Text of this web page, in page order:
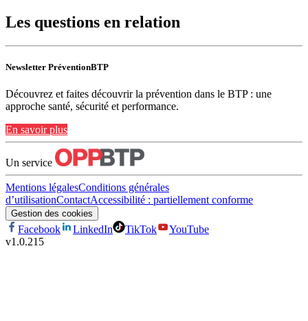
Les questions en relation
Newsletter PréventionBTP
Découvrez et faites découvrir la prévention dans le BTP : une
approche santé, sécurité et performance.
En savoir plus
Un service
Mentions légalesConditions générales
d’utilisationContactAccessibilité : partiellement conforme
Gestion des cookies
Facebook LinkedIn TikTok
YouTube
v1.0.215